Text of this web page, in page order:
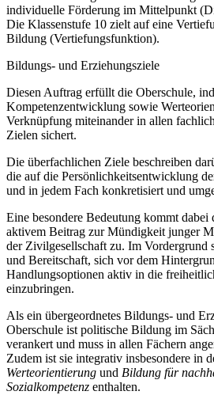
individuelle Förderung im Mittelpunkt
Die Klassenstufe 10 zielt auf eine
Bildung (Vertiefungsfunktion).
Bildungs- und Erziehungsziele
Diesen Auftrag erfüllt die Oberschule,
Kompetenzentwicklung sowie
Verknüpfung miteinander in allen
Zielen sichert.
Die überfachlichen Ziele beschreiben
die auf die Persönlichkeitsentwicklung
und in jedem Fach konkretisiert und
Eine besondere Bedeutung kommt
aktivem Beitrag zur Mündigkeit junger
der Zivilgesellschaft zu. Im Vordergrund
und Bereitschaft, sich vor dem
Handlungsoptionen aktiv in die
einzubringen.
Als ein übergeordnetes Bildungs- und
Oberschule ist politische Bildung im
verankert und muss in allen Fächern
Zudem ist sie integrativ insbesondere in
Werteorientierung und Bildung für
Sozialkompetenz enthalten.